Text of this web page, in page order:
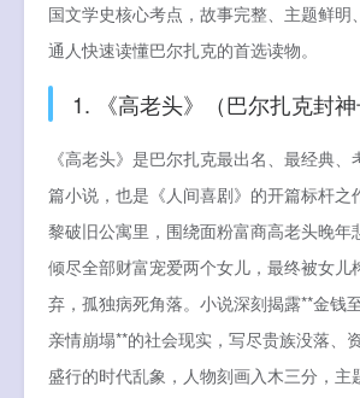
国文学史核心考点，故事完整、主题鲜明
通人快速读懂巴尔扎克的首选读物。
1. 《高老头》（巴尔扎克封神
《高老头》是巴尔扎克最出名、最经典
篇小说，也是《人间喜剧》的开篇标杆之
黎破旧公寓里，围绕面粉富商高老头晚年
倾尽全部财富宠爱两个女儿，最终被女儿
弃，孤独病死角落。小说深刻揭露**金钱
亲情崩塌**的社会现实，写尽贵族没落、
盛行的时代乱象，人物刻画入木三分，主